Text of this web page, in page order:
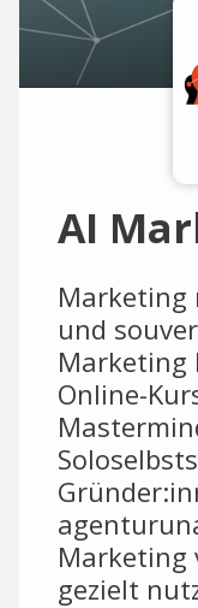
Marketing
und
Marketing
Online-
Marketing
gezielt